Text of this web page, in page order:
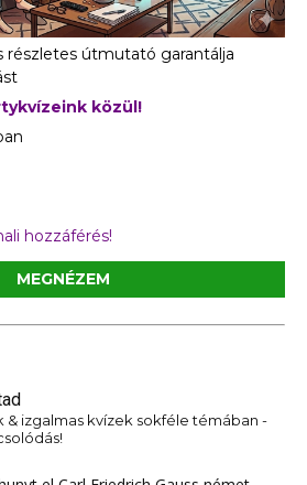
részletes útmutató garantálja
közül!
hozzáférés!
MEGNÉZEM
& izgalmas kvízek sokféle témában -